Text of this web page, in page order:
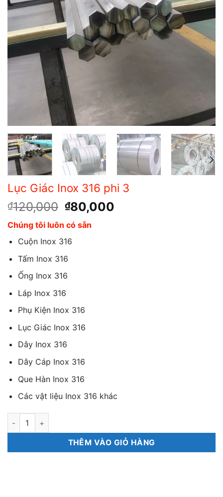
Lục Giác Inox 316 phi 3
₫120,000 Giá
gốc
là:
₫120,000.
₫80,000
Chúng tôi luôn có sẵn
Cuộn Inox 316
Tấm Inox 316
Ống Inox 316
Láp Inox 316
Phụ Kiện Inox 316
Lục Giác Inox 316
Dây Inox 316
Dây Cáp Inox 316
Que Hàn Inox 316
Các vật liệu Inox 316 khác
Lục Giác Inox 316 phi 3 số lượng
THÊM VÀO GIỎ HÀNG